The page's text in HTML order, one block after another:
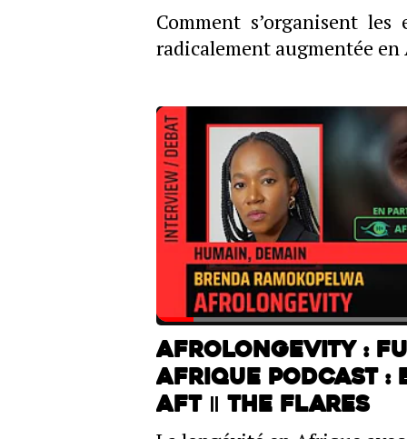
Comment s’organisent
radicalement augmentée en
Afrolongevity :
Afrique PODCAST
AFT ‖ THE FLARES